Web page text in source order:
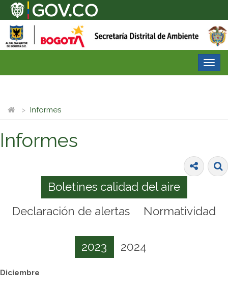
Informes
Informes
Boletines calidad del aire
Declaración de alertas
Normatividad
2023 2024
Diciembre